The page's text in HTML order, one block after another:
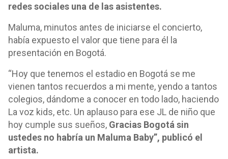
redes sociales una de las asistentes.
Maluma, minutos antes de iniciarse el concierto,
había expuesto el valor que tiene para él la
presentación en Bogotá.
“Hoy que tenemos el estadio en Bogotá se me
vienen tantos recuerdos a mi mente, yendo a tantos
colegios, dándome a conocer en todo lado, haciendo
La voz kids, etc. Un aplauso para ese JL de niño que
hoy cumple sus sueños, Gracias Bogotá sin
ustedes no habría un Maluma Baby”, publicó el
artista.